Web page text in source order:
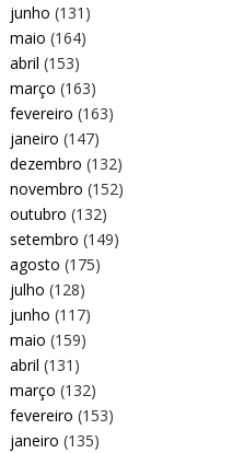
junho (131)
maio (164)
abril (153)
março (163)
fevereiro (163)
janeiro (147)
dezembro (132)
novembro (152)
outubro (132)
setembro (149)
agosto (175)
julho (128)
junho (117)
maio (159)
abril (131)
março (132)
fevereiro (153)
janeiro (135)